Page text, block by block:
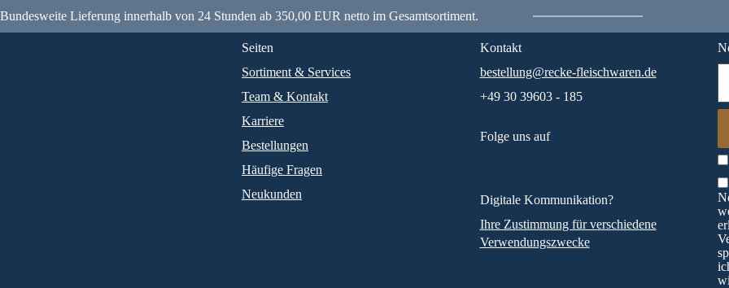
Bundesweite Lieferung innerhalb von 24 Stunden ab 350,00 EUR netto im Gesamtsortiment.
Seiten
Sortiment & Services
Team & Kontakt
Karriere
Bestellungen
Häufige Fragen
Neukunden
Kontakt
bestellung@recke-fleischwaren.de
+49 30 39603 - 185
Folge uns auf
Digitale Kommunikation?
Ihre Zustimmung für verschiedene
Verwendungszwecke